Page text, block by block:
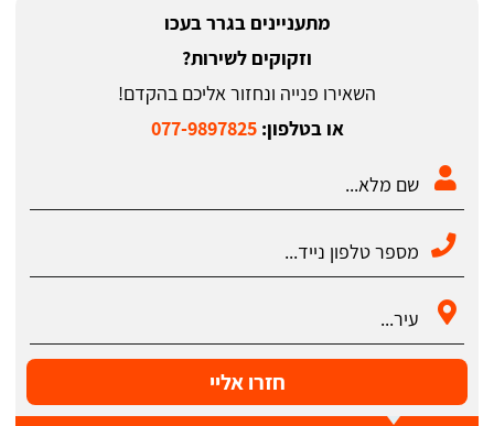
מתעניינים בגרר בעכו
וזקוקים לשירות?
השאירו פנייה ונחזור אליכם בהקדם!
או בטלפון:077-9897825
חזרו אליי